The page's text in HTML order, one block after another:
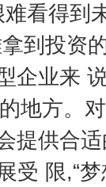
看得到
到投资
企业来
地方。
提供合
受 限,“